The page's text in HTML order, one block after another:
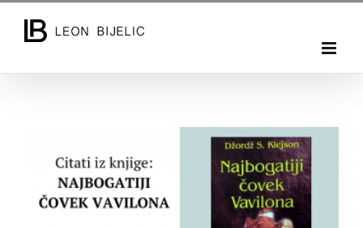
NAJBOGATIJI ČOVEK VAVILONA – DZORDZ